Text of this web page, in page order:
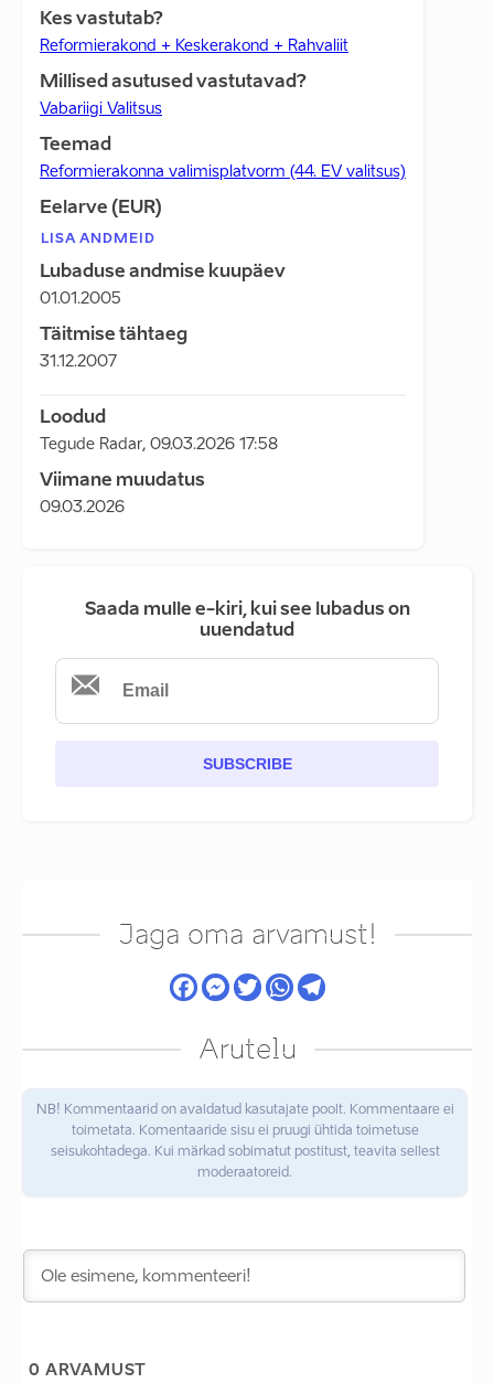
Kes vastutab?
Reformierakond + Keskerakond + Rahvaliit
Millised asutused vastutavad?
Vabariigi Valitsus
Teemad
Reformierakonna valimisplatvorm (44. EV valitsus)
Eelarve (EUR)
LISA ANDMEID
Lubaduse andmise kuupäev
01.01.2005
Täitmise tähtaeg
31.12.2007
Loodud
Tegude Radar, 09.03.2026 17:58
Viimane muudatus
09.03.2026
Saada mulle e-kiri, kui see lubadus on
uuendatud
SUBSCRIBE
Jaga oma arvamust!
Arutelu
NB! Kommentaarid on avaldatud kasutajate poolt. Kommentaare ei
toimetata. Komentaaride sisu ei pruugi ühtida toimetuse
seisukohtadega. Kui märkad sobimatut postitust, teavita sellest
moderaatoreid.
0 ARVAMUST